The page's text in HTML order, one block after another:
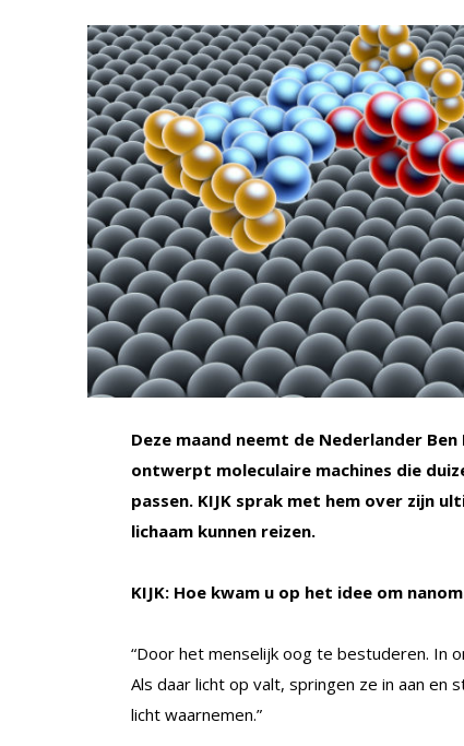
Deze maand neemt de Nederlander
ontwerpt moleculaire machines die
passen. KIJK sprak met hem over zijn
lichaam kunnen reizen.
KIJK: Hoe kwam u op het idee om
“Door het menselijk oog te bestuderen. In
Als daar licht op valt, springen ze in aan
licht waarnemen.”